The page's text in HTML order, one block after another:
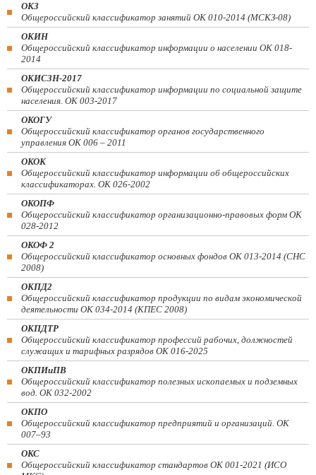
ОКЗ
Общероссийский классификатор занятий ОК 010-2014 (МСКЗ-08)
ОКИН
Общероссийский классификатор информации о населении ОК 018-
2014
ОКИСЗН-2017
Общероссийский классификатор информации по социальной защите
населения. ОК 003-2017
ОКОГУ
Общероссийский классификатор органов государственного
управления ОК 006 – 2011
ОКОК
Общероссийский классификатор информации об общероссийских
классификаторах. ОК 026-2002
ОКОПФ
Общероссийский классификатор организационно-правовых форм ОК
028-2012
ОКОФ 2
Общероссийский классификатор основных фондов ОК 013-2014 (СНС
2008)
ОКПД2
Общероссийский классификатор продукции по видам экономической
деятельности ОК 034-2014 (КПЕС 2008)
ОКПДТР
Общероссийский классификатор профессий рабочих, должностей
служащих и тарифных разрядов ОК 016-2025
ОКПИиПВ
Общероссийский классификатор полезных ископаемых и подземных
вод. ОК 032-2002
ОКПО
Общероссийский классификатор предприятий и организаций. ОК
007–93
ОКС
Общероссийский классификатор стандартов ОК 001-2021 (ИСО